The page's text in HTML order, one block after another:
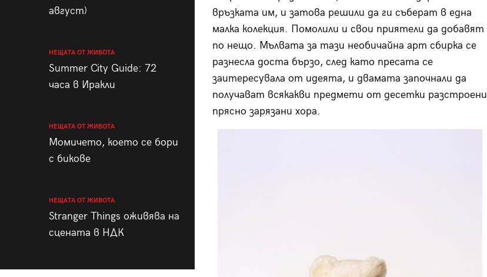
август)
НЕЩАТА ОТ ЖИВОТА
Summer City Guide: 72
часа в Иракли
НЕЩАТА ОТ ЖИВОТА
Момичето, което се бори
с бикове
НЕЩАТА ОТ ЖИВОТА
Stranger Things оживява на
сцената в НДК
връзката им, и затова решили да ги съберат в една
малка колекция. Помолили и свои приятели да добавят
по нещо. Мълвата за тази необичайна арт сбирка се
разнесла доста бързо, след като пресата се
заитересувала от идеята, и двамата започнали да
получават всякакви предмети от десетки разстроени
прясно зарязани хора.